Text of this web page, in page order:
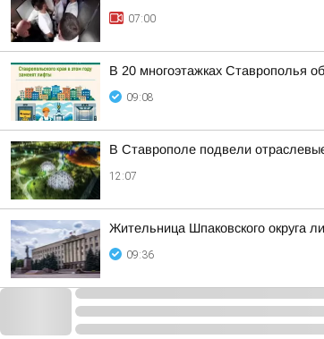
07:00
В 20 многоэтажках Ставрополья
09:08
В Ставрополе подвели
12:07
Жительница Шпаковского округа
09:36